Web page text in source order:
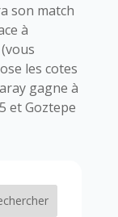
son match
à
les cotes
gagne à
et Goztepe